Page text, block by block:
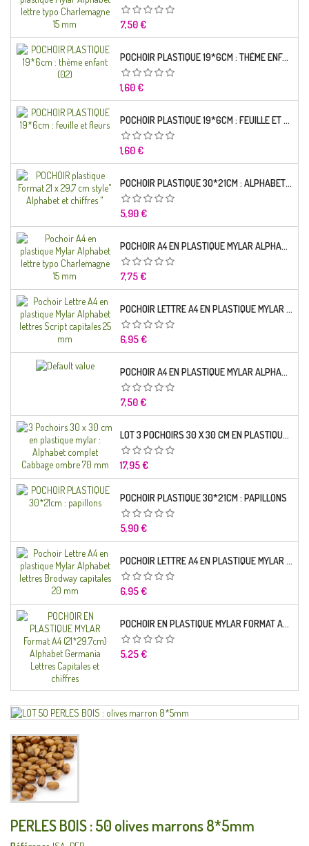
Prix
7,50 €
POCHOIR PLASTIQUE 19*6CM : THÈME ENFANT (02)
Prix
1,60 €
POCHOIR PLASTIQUE 19*6CM : FEUILLE ET FLEURS
Prix
1,60 €
POCHOIR PLASTIQUE 30*21CM : ALPHABET (02)
Prix
5,90 €
POCHOIR A4 EN PLASTIQUE MYLAR ALPHABET LETTRE TYPO RAVIE 30 MM
Prix
7,75 €
POCHOIR LETTRE A4 EN PLASTIQUE MYLAR ALPHABET LETTRES SCRIPT CAPITALES 25 MM
Prix
6,95 €
POCHOIR A4 EN PLASTIQUE MYLAR ALPHABET LETTRE TYPO SCIENCE 35 MM
Prix
7,50 €
LOT 3 POCHOIRS 30 X 30 CM EN PLASTIQUE MYLAR : ALPHABET COMPLET CABBAGE OMBRE 70 MM
Prix
17,95 €
POCHOIR PLASTIQUE 30*21CM : PAPILLONS
Prix
5,90 €
POCHOIR LETTRE A4 EN PLASTIQUE MYLAR ALPHABET LETTRES BRODWAY CAPITALES 20 MM
Prix
6,95 €
POCHOIR EN PLASTIQUE MYLAR FORMAT A4 (21*29.7CM) ALPHABET GERMANICA LETTRES CAPITALES ET CHIFFRES
Prix
5,25 €
PERLES BOIS : 50 olives marrons 8*5mm